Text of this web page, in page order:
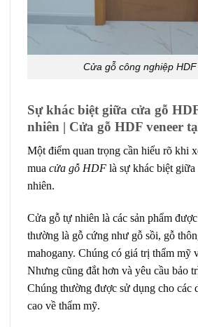
Cửa gỗ công nghiệp
Sự khác biệt giữa cửa gỗ
nhiên | Cửa gỗ HDF veneer
Một điểm quan trọng cần hiểu rõ khi
mua cửa gỗ HDF là sự khác biệt
nhiên.
Cửa gỗ tự nhiên là các sản phẩm
thường là gỗ cứng như gỗ sồi, gỗ
mahogany. Chúng có giá trị thẩm mỹ
Nhưng cũng đắt hơn và yêu cầu bảo
Chúng thường được sử dụng cho các
cao về thẩm mỹ.